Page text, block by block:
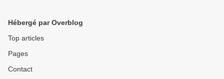
Hébergé par Overblog
Top articles
Pages
Contact